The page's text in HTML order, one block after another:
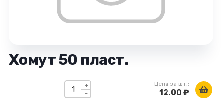
Хомут 50 пласт.
-
+ Цена за шт.:
12.00 ₽